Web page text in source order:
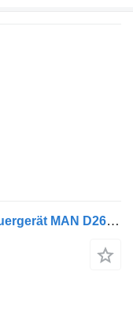
Unitate de control Bosch Motorsteuergerät MAN D2676LOH36 51.25804-7179 pentru autobuz